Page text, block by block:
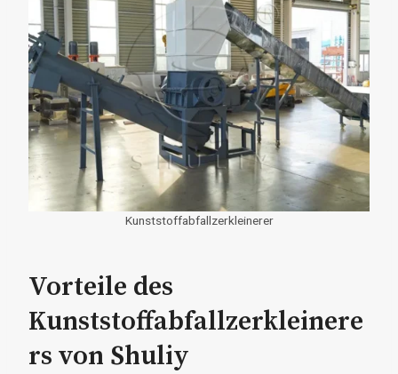
Kunststoffabfallzerkleinerer
Vorteile des
Kunststoffabfallzerkleinere
rs von Shuliy